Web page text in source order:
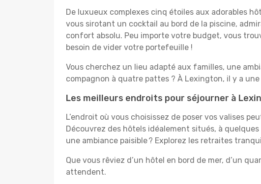
De luxueux complexes cinq étoiles aux adorables
vous sirotant un cocktail au bord de la piscine,
confort absolu. Peu importe votre budget, vous
besoin de vider votre portefeuille !
Vous cherchez un lieu adapté aux familles, une
compagnon à quatre pattes ? À Lexington, il y a
Les meilleurs endroits pour séjourner à
L’endroit où vous choisissez de poser vos valises
Découvrez des hôtels idéalement situés, à
une ambiance paisible ? Explorez les retraites
Que vous rêviez d’un hôtel en bord de mer, d’un
attendent.